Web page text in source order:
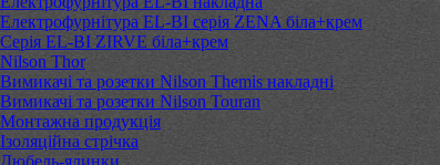
Електрофурнітура EL-BI серія ZENA біла+крем
Серія EL-BI ZIRVE біла+крем
Nilson Thor
Вимикачі та розетки Nilson Themis накладні
Вимикачі та розетки Nilson Touran
Монтажна продукція
Ізоляційна стрічка
Дюбель-ялинки